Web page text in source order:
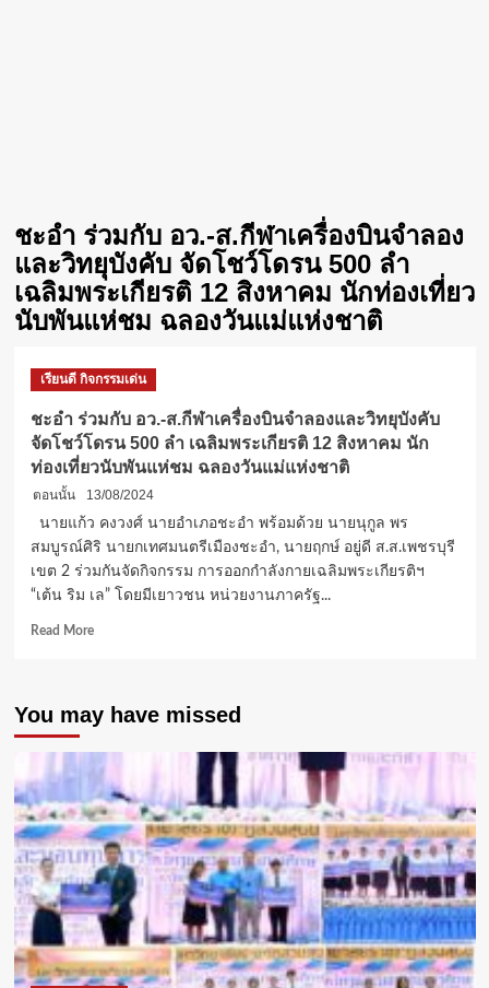
ชะอำ ร่วมกับ อว.-ส.กีฬาเครื่องบินจำลอง
และวิทยุบังคับ จัดโชว์โดรน 500 ลำ
เฉลิมพระเกียรติ 12 สิงหาคม นักท่องเที่ยว
นับพันแห่ชม ฉลองวันแม่แห่งชาติ
เรียนดี กิจกรรมเด่น
ชะอำ ร่วมกับ อว.-ส.กีฬาเครื่องบินจำลองและวิทยุบังคับ
จัดโชว์โดรน 500 ลำ เฉลิมพระเกียรติ 12 สิงหาคม นัก
ท่องเที่ยวนับพันแห่ชม ฉลองวันแม่แห่งชาติ
ตอนนั้น
13/08/2024
นายแก้ว คงวงศ์ นายอำเภอชะอำ พร้อมด้วย นายนุกูล พร
สมบูรณ์ศิริ นายกเทศมนตรีเมืองชะอำ, นายฤกษ์ อยู่ดี ส.ส.เพชรบุรี
เขต 2 ร่วมกันจัดกิจกรรม การออกกำลังกายเฉลิมพระเกียรติฯ
“เต้น ริม เล” โดยมีเยาวชน หน่วยงานภาครัฐ...
Read MoreRead
ร่วม
กับ
อว.-
เครื่อง
บิน
จำลอง
และ
วิทยุ
บังคับ
จัด
โชว์
โดรน
500
You may have missed